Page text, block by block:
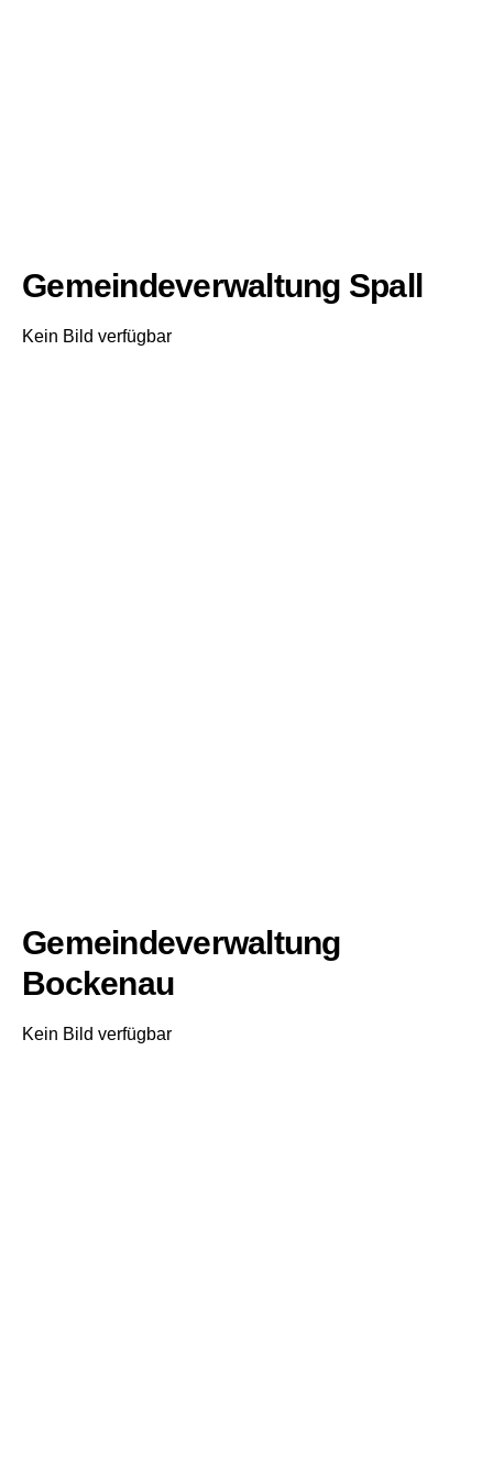
Gemeindeverwaltung Spall
Kein Bild verfügbar
Gemeindeverwaltung
Bockenau
Kein Bild verfügbar